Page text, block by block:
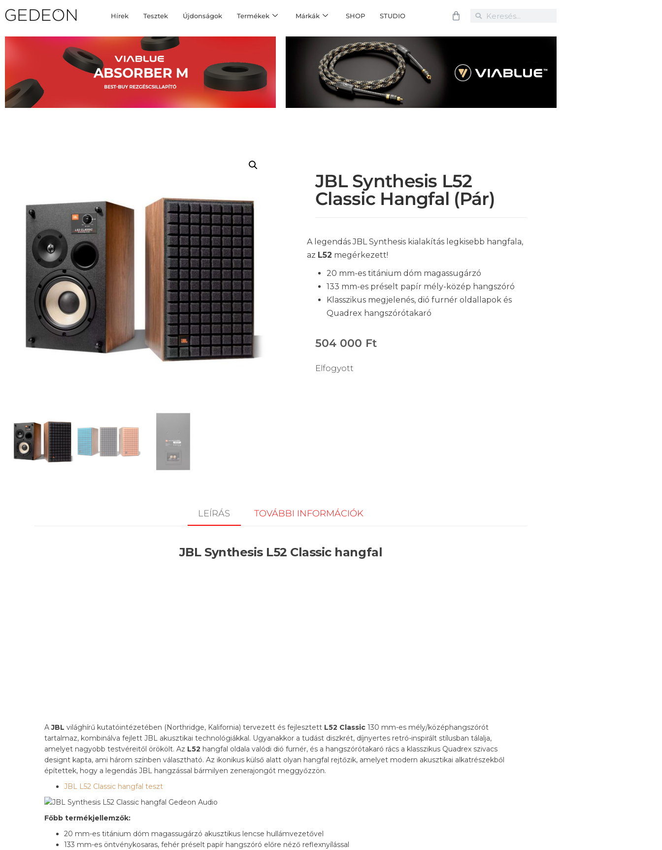
Hírek Tesztek Újdonságok Termékek Márkák SHOP STUDIO
JBL Synthesis L52
Classic Hangfal (pár)
A legendás JBL Synthesis kialakítás legkisebb hangfala,
az L52 megérkezett!
20 mm-es titánium dóm magassugárzó
133 mm-es préselt papír mély-közép hangszóró
Klasszikus megjelenés, dió furnér oldallapok és
Quadrex hangszórótakaró
504 000 Ft
Elfogyott
LEÍRÁS TOVÁBBI INFORMÁCIÓK
JBL Synthesis L52 Classic hangfal
AJBL világhírű kutatóintézetében (Northridge, Kalifornia) tervezett és fejlesztett L52 Classic 130 mm-es mély/középhangszórót
tartalmaz, kombinálva fejlett JBL akusztikai technológiákkal. Ugyanakkor a tudást diszkrét, díjnyertes retró-inspirált stílusban tálalja,
amelyet nagyobb testvéreitől örökölt. Az L52 hangfal oldala valódi dió furnér, és a hangszórótakaró rács a klasszikus Quadrex szivacs
designt kapta, ami három színben választható. Az ikonikus külső alatt olyan hangfal rejtőzik, amelyet modern akusztikai alkatrészekből
építettek, hogy a legendás JBL hangzással bármilyen zenerajongót meggyőzzön.
JBL L52 Classic hangfal teszt
Főbb termékjellemzők:
20 mm-es titánium dóm magassugárzó akusztikus lencse hullámvezetővel
133 mm-es öntvénykosaras, fehér préselt papír hangszóró előre néző reflexnyílással